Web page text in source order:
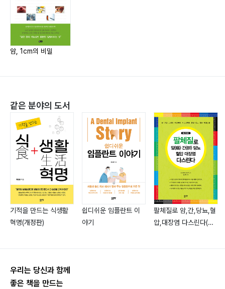
국내에서 유일하게 양성자 치료 가능한 ‘국립암센터’
(2) 항암화학요법
항암제를 여러 번 반복 투여하는 이유는?
‘빛으로 암 치료해?’ 광역동 치료 어디까지 왔나
04의사-환자 소통
| 암 환자를 대하는 의사의 자세 | 의사를 대하는 환자의
자세 | 암 치료에 통합진료가 좋을까, 개별진료가 좋을까?
| 진료실에서 만난 암 환자들에게 필요한 것
05그 외의 Tip
은 TIP | 방사능 검출과 테러, 과연 얼마나 위험한가? |
암, 1cm의 비밀
같은 분야의 도서
기적을 만드는 식생활
혁명(개정판)
쉽디쉬운 임플란트 이
야기
팔체질로 암,간,당뇨,혈
압,대장염 다스린다(개
우리는 당신과 함께
좋은 책을 만드는